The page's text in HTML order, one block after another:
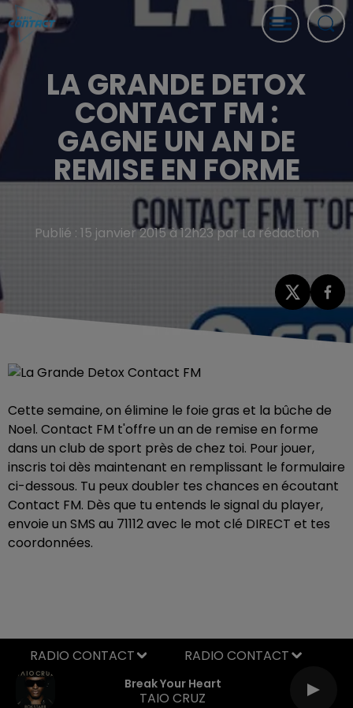
LA GRANDE DETOX
CONTACT FM :
GAGNE UN AN DE
REMISE EN FORME
Publié : 15 janvier 2015 à 12h23 par La rédaction
Cette semaine, on élimine le foie gras et la bûche de
Noel. Contact FM t'offre un an de remise en forme
dans un club de sport près de chez toi. Pour jouer,
inscris toi dès maintenant en remplissant le formulaire
ci-dessous. Tu peux doubler tes chances en écoutant
Contact FM. Dès que tu entends le signal du player,
envoie un SMS au 71112 avec le mot clé DIRECT et tes
coordonnées.
Break Your Heart
TAIO CRUZ
RADIO CONTACT